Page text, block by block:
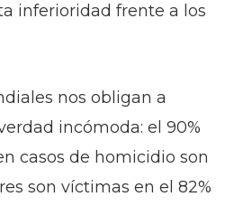
inferioridad frente a los
nos obligan a
incómoda: el 90%
casos de homicidio son
son víctimas en el 82%